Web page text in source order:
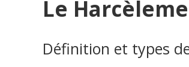
Le
Définition et types